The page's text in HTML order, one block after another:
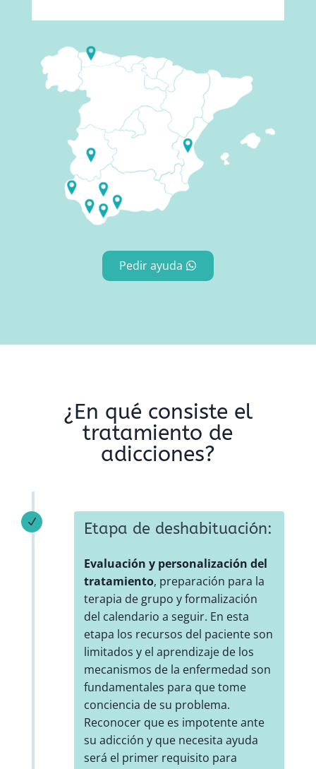
Pedir ayuda
¿En qué consiste el
tratamiento de
adicciones?
N Etapa de deshabituación:
Evaluación y personalización del
tratamiento, preparación para la
terapia de grupo y formalización
del calendario a seguir. En esta
etapa los recursos del paciente son
limitados y el aprendizaje de los
mecanismos de la enfermedad son
fundamentales para que tome
conciencia de su problema.
Reconocer que es impotente ante
su adicción y que necesita ayuda
será el primer requisito para